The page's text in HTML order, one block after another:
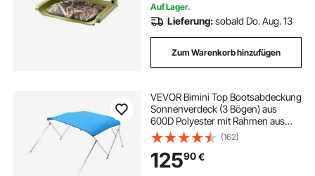
Auf Lager.
Lieferung:sobald Do. Aug. 13
Zum Warenkorb hinzufügen
VEVOR Bimini Top Bootsabdeckung
Sonnenverdeck (3 Bögen) aus
600D Polyester mit Rahmen aus
Aluminiumlegierung, wasserdichte
Sonnenschutz-Bootsmarkise mit
Aufbewahrungstasche, 201-213 cm
(B) Blau
(162)
12590€